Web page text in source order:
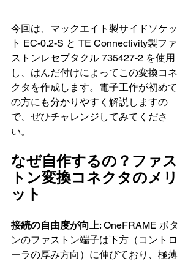
今回は、マックエイト製サイドソケッ
ト EC-0.2-S と TE Connectivity製ファ
ストンレセプタクル 735427-2 を使用
し、はんだ付けによってこの変換コネ
クタを作成します。電子工作が初めて
の方にも分かりやすく解説しますの
で、ぜひチャレンジしてみてくださ
い。
なぜ自作するの？ファス
トン変換コネクタのメリ
ット
接続の自由度が向上: OneFRAME ボタ
ンのファストン端子は下方（コントロ
ーラの厚み方向）に伸びており、極薄